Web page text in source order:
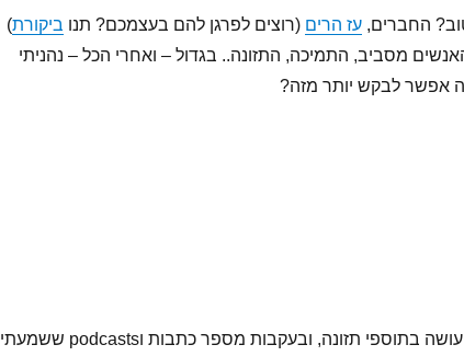
החברים, עז הרים (רוצים לפרגן להם בעצמכם? תנו ביקורת)
מסביב, התמיכה, התזונה.. בגדול – ואחרי הכל – נהניתי
אפשר לבקש יותר מזה?
במסגרת הניסויים שאני עושה בתוספי תזונה, ובעקבות מספר כתבות וpodcasts ששמעתי